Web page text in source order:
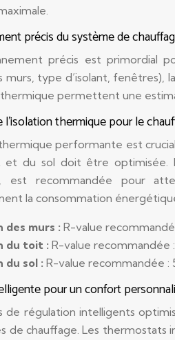
précis du système de
précis est primordial
murs, type d’isolant, fenêtres),
permettent une
thermique pour le
performante est
du sol doit être optimisée.
est recommandée pour
la consommation
des murs : R-value
du toit : R-value recommandée
du sol : R-value recommandée :
pour un confort
de régulation intelligents
de chauffage. Les